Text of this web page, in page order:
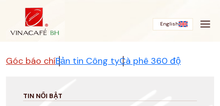
English
Góc báo chíBản tin Công tyCà phê 360 độ
TIN NỔI BẬT